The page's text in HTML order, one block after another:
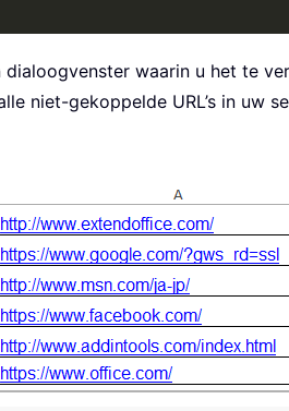
waarin u het te
niet-gekoppelde URL’s in uw